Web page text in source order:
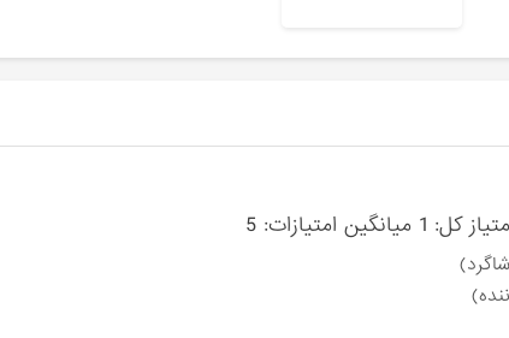
کل: 1 میانگین امتیازات:5